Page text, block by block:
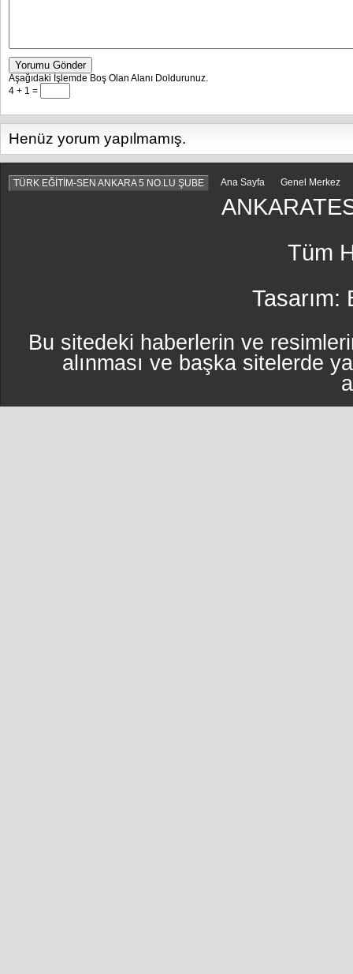
Yorumu Gönder
Aşağıdaki İşlemde Boş Olan Alanı Doldurunuz.
4 + 1 =
Henüz yorum yapılmamış.
TÜRK EĞİTİM-SEN ANKARA 5 NO.LU ŞUBE Ana Sayfa Genel Merkez
Tüm
Tasarım:
Bu sitedeki haberlerin ve
alınması ve başka sitelerde